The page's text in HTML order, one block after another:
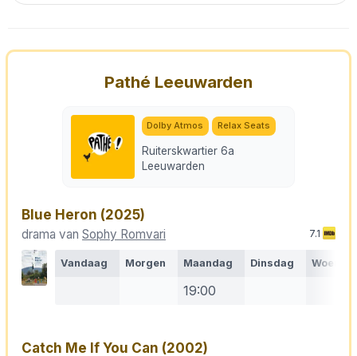
Pathé Leeuwarden
Dolby Atmos Relax Seats
Ruiterskwartier 6a
Leeuwarden
Blue Heron (2025)
drama van Sophy Romvari 7.1
Vandaag Morgen Maandag Dinsdag
19:00
Catch Me If You Can (2002)